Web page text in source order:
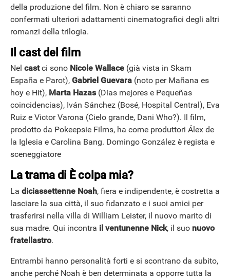
ANDROID
della produzione del film. Non è chiaro se saranno
confermati ulteriori adattamenti cinematografici degli altri
romanzi della trilogia.
Il cast del film
Nel castci sono Nicole Wallace (già vista in Skam
España e Parot), Gabriel Guevara (noto per Mañana es
hoy e Hit), Marta Hazas(Días mejores e Pequeñas
coincidencias), Iván Sánchez (Bosé, Hospital Central), Eva
Ruiz e Victor Varona (Cielo grande, Dani Who?). Il film,
prodotto da Pokeepsie Films, ha come produttori Álex de
la Iglesia e Carolina Bang. Domingo González è regista e
sceneggiatore
La trama di È colpa mia?
La diciassettenne Noah, fiera e indipendente, è costretta a
lasciare la sua città, il suo fidanzato e i suoi amici per
trasferirsi nella villa di William Leister, il nuovo marito di
sua madre. Qui incontra il ventunenne Nick, il suo nuovo
fratellastro.
Entrambi hanno personalità forti e si scontrano da subito,
anche perché Noah è ben determinata a opporre tutta la